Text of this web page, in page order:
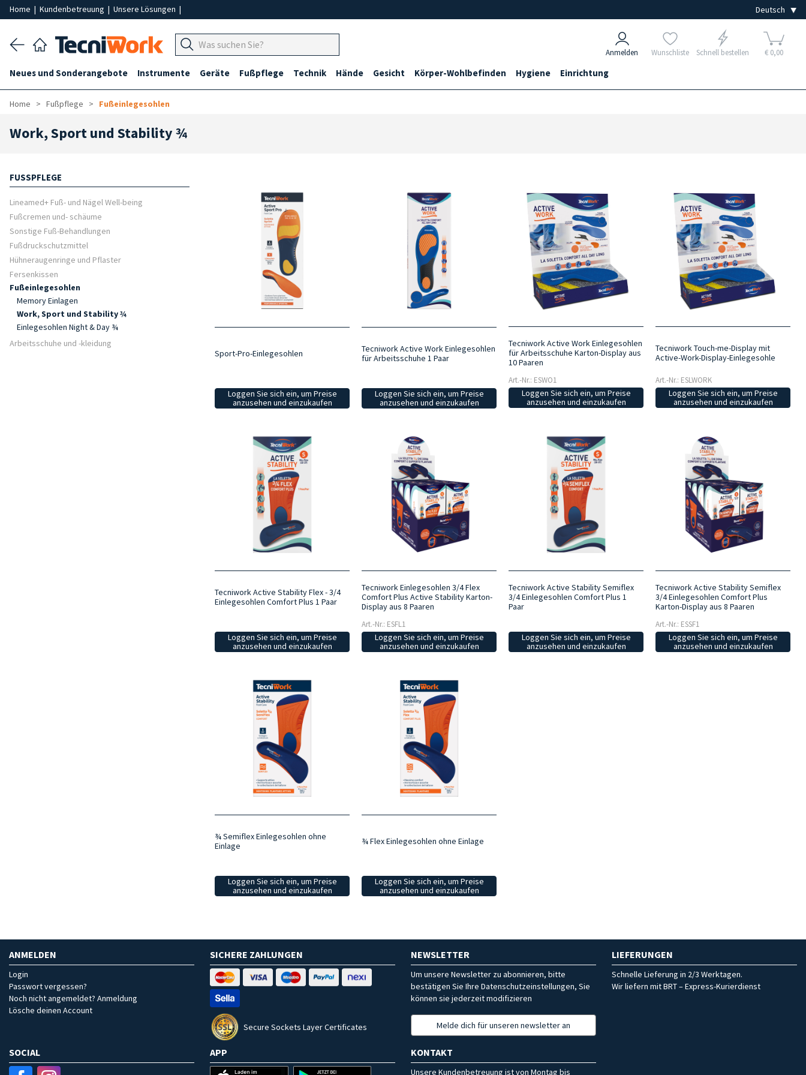
Home | Kundenbetreuung | Unsere Lösungen |
Anmelden Wunschliste Schnell bestellen € 0,00
Neues und Sonderangebote Instrumente Geräte Fußpflege Technik Hände Gesicht Körper-Wohlbefinden Hygiene Einrichtung
Home Fußpflege Fußeinlegesohlen
Work, Sport und Stability ¾
FUSSPFLEGE
Lineamed+ Fuß- und Nägel Well-being
Fußcremen und- schäume
Sonstige Fuß-Behandlungen
Fußdruckschutzmittel
Hühneraugenringe und Pflaster
Fersenkissen
Fußeinlegesohlen
Memory Einlagen
Work, Sport und Stability ¾
Einlegesohlen Night & Day ¾
Arbeitsschuhe und -kleidung
Sport-Pro-Einlegesohlen
Loggen Sie sich ein, um Preise
anzusehen und einzukaufen
Tecniwork Active Work Einlegesohlen
für Arbeitsschuhe 1 Paar
Loggen Sie sich ein, um Preise
anzusehen und einzukaufen
Tecniwork Active Work Einlegesohlen
für Arbeitsschuhe Karton-Display aus
10 Paaren
Art.-Nr.: ESWO1
Loggen Sie sich ein, um Preise
anzusehen und einzukaufen
Tecniwork Touch-me-Display mit
Active-Work-Display-Einlegesohle
Art.-Nr.: ESLWORK
Loggen Sie sich ein, um Preise
anzusehen und einzukaufen
Tecniwork Active Stability Flex - 3/4
Einlegesohlen Comfort Plus 1 Paar
Loggen Sie sich ein, um Preise
anzusehen und einzukaufen
Tecniwork Einlegesohlen 3/4 Flex
Comfort Plus Active Stability Karton-
Display aus 8 Paaren
Art.-Nr.: ESFL1
Loggen Sie sich ein, um Preise
anzusehen und einzukaufen
Tecniwork Active Stability Semiflex
3/4 Einlegesohlen Comfort Plus 1
Paar
Loggen Sie sich ein, um Preise
anzusehen und einzukaufen
Tecniwork Active Stability Semiflex
3/4 Einlegesohlen Comfort Plus
Karton-Display aus 8 Paaren
Art.-Nr.: ESSF1
Loggen Sie sich ein, um Preise
anzusehen und einzukaufen
¾ Semiflex Einlegesohlen ohne
Einlage
Loggen Sie sich ein, um Preise
anzusehen und einzukaufen
¾ Flex Einlegesohlen ohne Einlage
Loggen Sie sich ein, um Preise
anzusehen und einzukaufen
ANMELDEN
Login
Passwort vergessen?
Noch nicht angemeldet? Anmeldung
Lösche deinen Account
SICHERE ZAHLUNGEN
Secure Sockets Layer Certificates
NEWSLETTER
Um unsere Newsletter zu abonnieren, bitte
bestätigen Sie Ihre Datenschutzeinstellungen, Sie
können sie jederzeit modifizieren
Melde dich für unseren newsletter an
LIEFERUNGEN
Schnelle Lieferung in 2/3 Werktagen.
Wir liefern mit BRT – Express-Kurierdienst
SOCIAL APP KONTAKT
Unsere Kundenbetreuung ist von Montag bis